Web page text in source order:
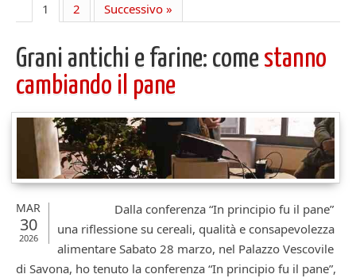
1 2 Successivo »
Grani antichi e farine: come stanno
cambiando il pane
MAR
30
2026
Dalla conferenza “In principio fu il pane”
una riflessione su cereali, qualità e consapevolezza
alimentare Sabato 28 marzo, nel Palazzo Vescovile
di Savona, ho tenuto la conferenza “In principio fu il pane”,